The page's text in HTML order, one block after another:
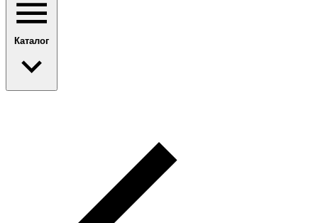
Каталог